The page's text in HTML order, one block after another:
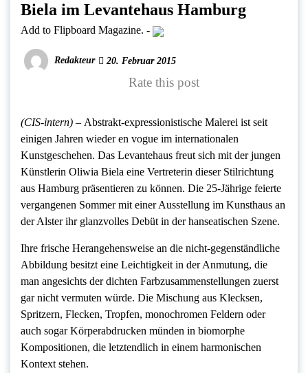
Biela im Levantehaus Hamburg
Add to Flipboard Magazine. -
Redakteur 20. Februar 2015
Rate this post
(CIS-intern) – Abstrakt-expressionistische Malerei ist seit
einigen Jahren wieder en vogue im internationalen
Kunstgeschehen. Das Levantehaus freut sich mit der jungen
Künstlerin Oliwia Biela eine Vertreterin dieser Stilrichtung
aus Hamburg präsentieren zu können. Die 25-Jährige feierte
vergangenen Sommer mit einer Ausstellung im Kunsthaus an
der Alster ihr glanzvolles Debüt in der hanseatischen Szene.
Ihre frische Herangehensweise an die nicht-gegenständliche
Abbildung besitzt eine Leichtigkeit in der Anmutung, die
man angesichts der dichten Farbzusammenstellungen zuerst
gar nicht vermuten würde. Die Mischung aus Klecksen,
Spritzern, Flecken, Tropfen, monochromen Feldern oder
auch sogar Körperabdrucken münden in biomorphe
Kompositionen, die letztendlich in einem harmonischen
Kontext stehen.